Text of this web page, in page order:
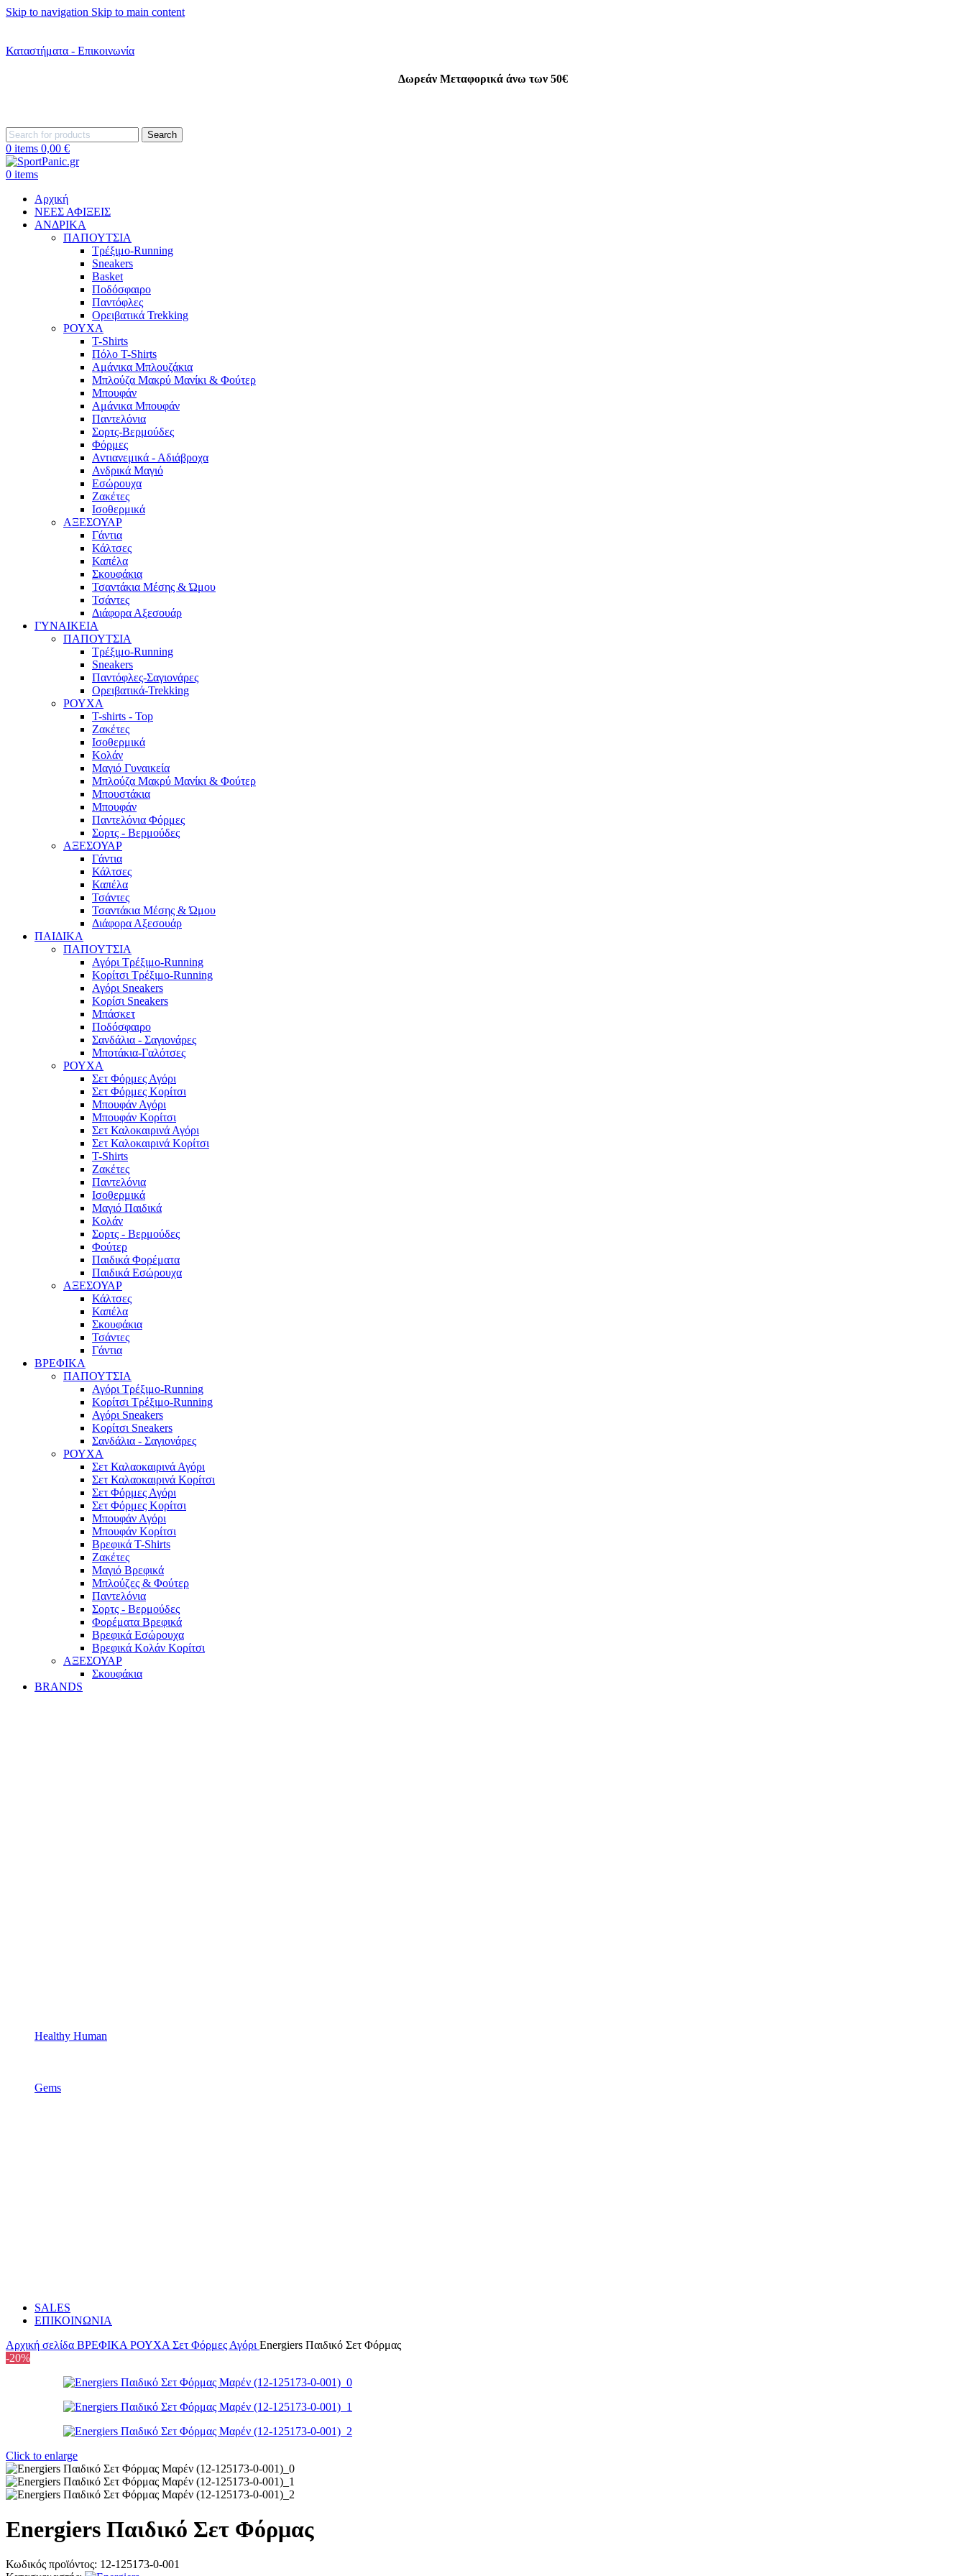
Skip to navigation Skip to main content
Καταστήματα - Επικοινωνία
Δωρεάν Μεταφορικά άνω των 50€
Search
0 items 0,00 €
0 items
Αρχική
ΝΕΕΣ ΑΦΙΞΕΙΣ
AΝΔΡΙΚΑ
ΠΑΠΟΥΤΣΙΑ
Τρέξιμο-Running
Sneakers
Basket
Ποδόσφαιρο
Παντόφλες
Ορειβατικά Trekking
ΡΟΥΧΑ
T-Shirts
Πόλο T-Shirts
Αμάνικα Μπλουζάκια
Μπλούζα Μακρύ Μανίκι & Φούτερ
Μπουφάν
Αμάνικα Μπουφάν
Παντελόνια
Σορτς-Βερμούδες
Φόρμες
Αντιανεμικά - Αδιάβροχα
Ανδρικά Μαγιό
Εσώρουχα
Ζακέτες
Ισοθερμικά
ΑΞΕΣΟΥΑΡ
Γάντια
Κάλτσες
Καπέλα
Σκουφάκια
Τσαντάκια Μέσης & Ώμου
Τσάντες
Διάφορα Αξεσουάρ
ΓΥΝΑΙΚΕΙΑ
ΠΑΠΟΥΤΣΙΑ
Τρέξιμο-Running
Sneakers
Παντόφλες-Σαγιονάρες
Ορειβατικά-Trekking
ΡΟΥΧΑ
T-shirts - Top
Ζακέτες
Ισοθερμικά
Κολάν
Μαγιό Γυναικεία
Μπλούζα Μακρύ Μανίκι & Φούτερ
Μπουστάκια
Μπουφάν
Παντελόνια Φόρμες
Σορτς - Βερμούδες
ΑΞΕΣΟΥΑΡ
Γάντια
Κάλτσες
Καπέλα
Τσάντες
Τσαντάκια Μέσης & Ώμου
Διάφορα Αξεσουάρ
ΠΑΙΔΙΚΑ
ΠΑΠΟΥΤΣΙΑ
Αγόρι Τρέξιμο-Running
Κορίτσι Τρέξιμο-Running
Αγόρι Sneakers
Κορίσι Sneakers
Μπάσκετ
Ποδόσφαιρο
Σανδάλια - Σαγιονάρες
Μποτάκια-Γαλότσες
ΡΟΥΧΑ
Σετ Φόρμες Αγόρι
Σετ Φόρμες Κορίτσι
Μπουφάν Αγόρι
Μπουφάν Κορίτσι
Σετ Καλοκαιρινά Αγόρι
Σετ Καλοκαιρινά Κορίτσι
T-Shirts
Ζακέτες
Παντελόνια
Ισοθερμικά
Μαγιό Παιδικά
Κολάν
Σορτς - Βερμούδες
Φούτερ
Παιδικά Φορέματα
Παιδικά Εσώρουχα
ΑΞΕΣΟΥΑΡ
Κάλτσες
Καπέλα
Σκουφάκια
Τσάντες
Γάντια
ΒΡΕΦΙΚΑ
ΠΑΠΟΥΤΣΙΑ
Αγόρι Τρέξιμο-Running
Κορίτσι Τρέξιμο-Running
Αγόρι Sneakers
Κορίτσι Sneakers
Σανδάλια - Σαγιονάρες
ΡΟΥΧΑ
Σετ Καλαοκαιρινά Αγόρι
Σετ Καλαοκαιρινά Κορίτσι
Σετ Φόρμες Αγόρι
Σετ Φόρμες Κορίτσι
Mπουφάν Αγόρι
Mπουφάν Κορίτσι
Βρεφικά T-Shirts
Ζακέτες
Μαγιό Βρεφικά
Mπλούζες & Φούτερ
Παντελόνια
Σορτς - Βερμούδες
Φορέματα Βρεφικά
Βρεφικά Εσώρουχα
Βρεφικά Κολάν Κορίτσι
ΑΞΕΣΟΥΑΡ
Σκουφάκια
BRANDS
Healthy Human
Gems
SALES
ΕΠΙΚΟΙΝΩΝΙΑ
Αρχική σελίδα ΒΡΕΦΙΚΑ ΡΟΥΧΑ Σετ Φόρμες Αγόρι Energiers Παιδικό Σετ Φόρμας
-20%
Click to enlarge
Energiers Παιδικό Σετ Φόρμας
Κωδικός προϊόντος: 12-125173-0-001